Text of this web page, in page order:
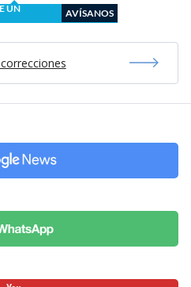
UN
AVÍSANOS